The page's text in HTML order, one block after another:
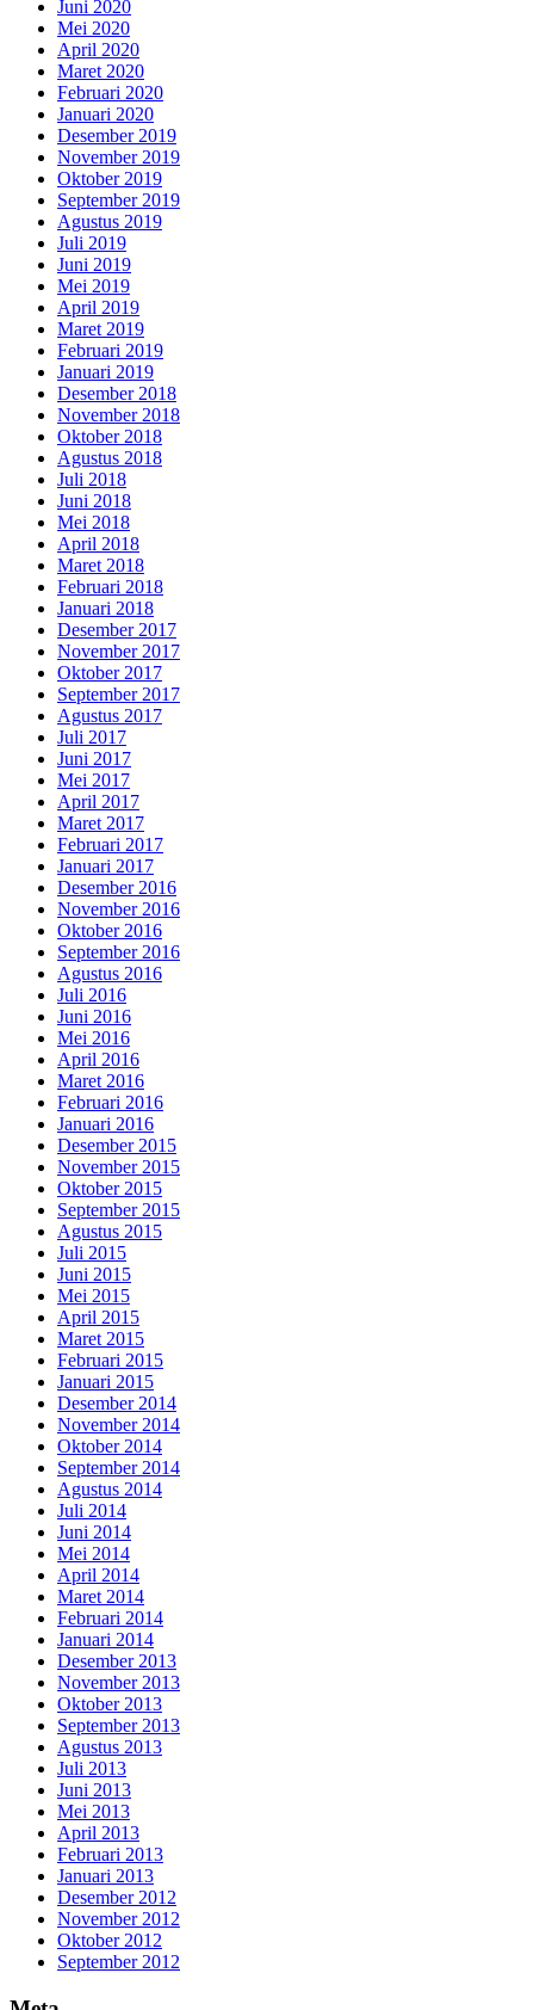
Juni 2020
Mei 2020
April 2020
Maret 2020
Februari 2020
Januari 2020
Desember 2019
November 2019
Oktober 2019
September 2019
Agustus 2019
Juli 2019
Juni 2019
Mei 2019
April 2019
Maret 2019
Februari 2019
Januari 2019
Desember 2018
November 2018
Oktober 2018
Agustus 2018
Juli 2018
Juni 2018
Mei 2018
April 2018
Maret 2018
Februari 2018
Januari 2018
Desember 2017
November 2017
Oktober 2017
September 2017
Agustus 2017
Juli 2017
Juni 2017
Mei 2017
April 2017
Maret 2017
Februari 2017
Januari 2017
Desember 2016
November 2016
Oktober 2016
September 2016
Agustus 2016
Juli 2016
Juni 2016
Mei 2016
April 2016
Maret 2016
Februari 2016
Januari 2016
Desember 2015
November 2015
Oktober 2015
September 2015
Agustus 2015
Juli 2015
Juni 2015
Mei 2015
April 2015
Maret 2015
Februari 2015
Januari 2015
Desember 2014
November 2014
Oktober 2014
September 2014
Agustus 2014
Juli 2014
Juni 2014
Mei 2014
April 2014
Maret 2014
Februari 2014
Januari 2014
Desember 2013
November 2013
Oktober 2013
September 2013
Agustus 2013
Juli 2013
Juni 2013
Mei 2013
April 2013
Februari 2013
Januari 2013
Desember 2012
November 2012
Oktober 2012
September 2012